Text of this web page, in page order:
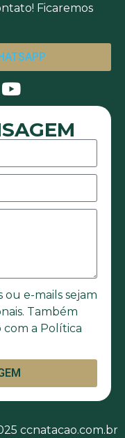
Ficaremos
e-mails sejam
Também
a Política
ccnatacao.com.br